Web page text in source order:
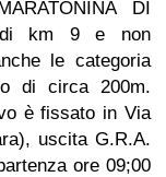
DI
di km 9 e non
le categoria
di circa 200m.
è fissato in Via
uscita G.R.A.
ore 09;00